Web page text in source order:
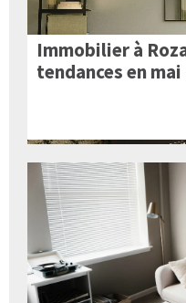
Immobilier à
tendances en mai